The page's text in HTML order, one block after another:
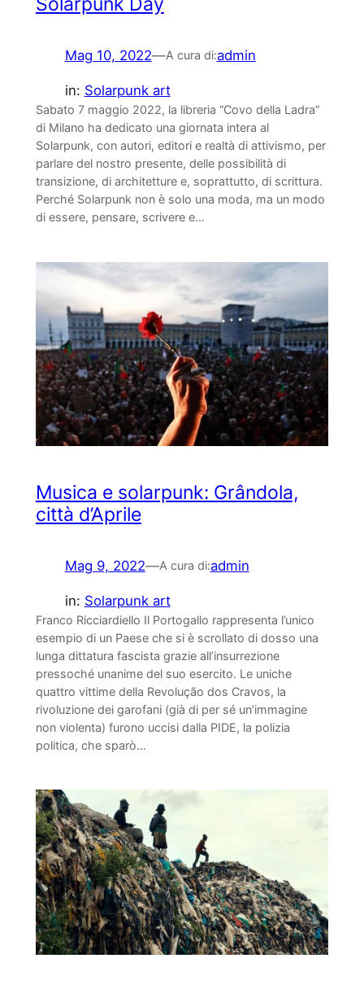
Mag 10, 2022—A cura di:admin
in: Solarpunk art
Sabato 7 maggio 2022, la libreria “Covo della Ladra”
di Milano ha dedicato una giornata intera al
Solarpunk, con autori, editori e realtà di attivismo, per
parlare del nostro presente, delle possibilità di
transizione, di architetture e, soprattutto, di scrittura.
Perché Solarpunk non è solo una moda, ma un modo
di essere, pensare, scrivere e…
Musica e solarpunk: Grândola,
città d’Aprile
Mag 9, 2022—A cura di:admin
in: Solarpunk art
Franco Ricciardiello Il Portogallo rappresenta l’unico
esempio di un Paese che si è scrollato di dosso una
lunga dittatura fascista grazie all’insurrezione
pressoché unanime del suo esercito. Le uniche
quattro vittime della Revolução dos Cravos, la
rivoluzione dei garofani (già di per sé un’immagine
non violenta) furono uccisi dalla PIDE, la polizia
politica, che sparò…